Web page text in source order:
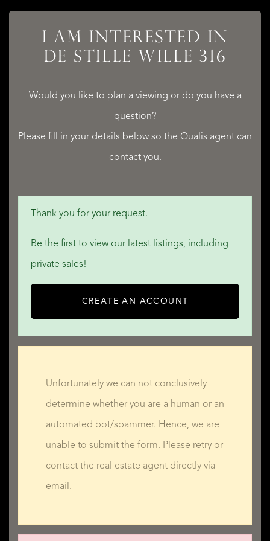
I AM INTERESTED IN
DE STILLE WILLE 316
Would you like to plan a viewing or do you have a
question?
Please fill in your details below so the Qualis agent can
contact you.
Thank you for your request.
Be the first to view our latest listings, including
private sales!
CREATE AN ACCOUNT
Unfortunately we can not conclusively
determine whether you are a human or an
automated bot/spammer. Hence, we are
unable to submit the form. Please retry or
contact the real estate agent directly via
email.